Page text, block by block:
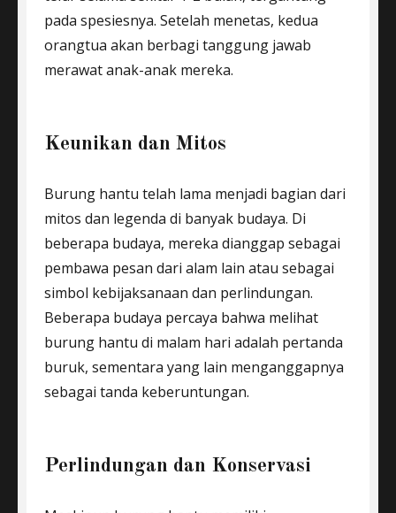
pada spesiesnya. Setelah menetas, kedua
orangtua akan berbagi tanggung jawab
merawat anak-anak mereka.
Keunikan dan Mitos
Burung hantu telah lama menjadi bagian dari
mitos dan legenda di banyak budaya. Di
beberapa budaya, mereka dianggap sebagai
pembawa pesan dari alam lain atau sebagai
simbol kebijaksanaan dan perlindungan.
Beberapa budaya percaya bahwa melihat
burung hantu di malam hari adalah pertanda
buruk, sementara yang lain menganggapnya
sebagai tanda keberuntungan.
Perlindungan dan Konservasi